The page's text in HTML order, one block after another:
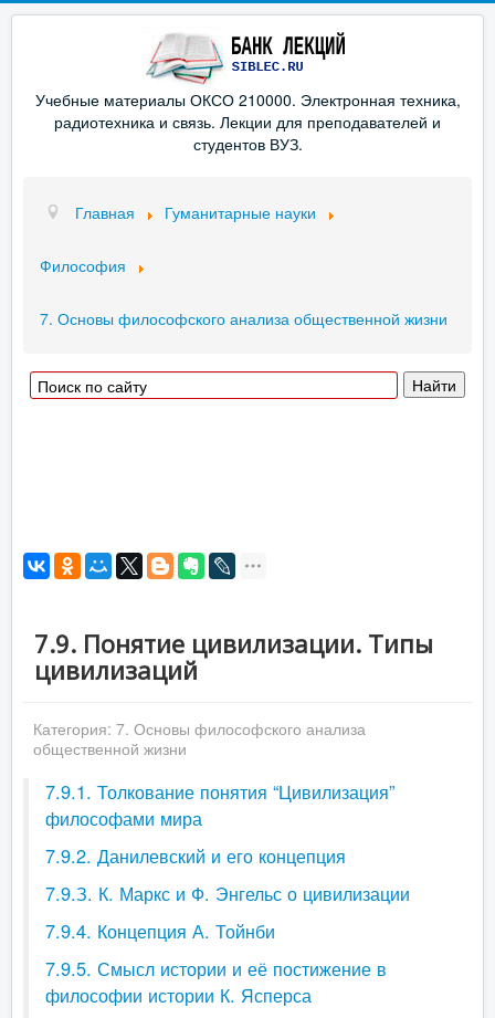
Учебные материалы ОКСО 210000. Электронная техника,
радиотехника и связь. Лекции для преподавателей и
студентов ВУЗ.
Главная Гуманитарные науки
Философия
7. Основы философского анализа общественной жизни
7.9. Понятие цивилизации. Типы
цивилизаций
Категория: 7. Основы философского анализа
общественной жизни
7.9.1. Толкование понятия “Цивилизация”
философами мира
7.9.2. Данилевский и его концепция
7.9.З. К. Маркс и Ф. Энгельс о цивилизации
7.9.4. Концепция А. Тойнби
7.9.5. Смысл истории и её постижение в
философии истории К. Ясперса